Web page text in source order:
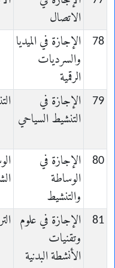
الاتصال
78
الإجازة في الميديا
والسرديات
الرقمية
79
الإجازة في
التنشيط السياحي
80
الإجازة في
الوساطة
والتنشيط
81
الإجازة في علوم
وتقنيات
الأنشطة البدنية